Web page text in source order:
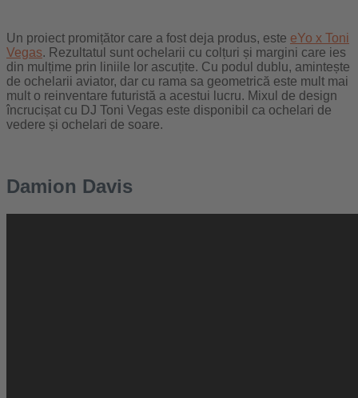
Un proiect promițător care a fost deja produs, este eYo x Toni
Vegas. Rezultatul sunt ochelarii cu colțuri și margini care ies
din mulțime prin liniile lor ascuțite. Cu podul dublu, amintește
de ochelarii aviator, dar cu rama sa geometrică este mult mai
mult o reinventare futuristă a acestui lucru. Mixul de design
încrucișat cu DJ Toni Vegas este disponibil ca ochelari de
vedere și ochelari de soare.
Damion Davis